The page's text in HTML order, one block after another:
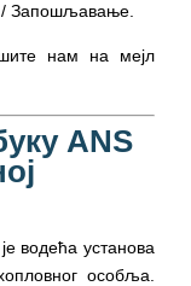
Запошљавање.
нам на мејл
ANS
водећа установа
особља.